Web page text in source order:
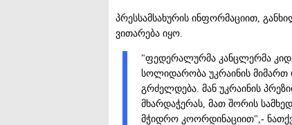
პრესსამსახურის ინფორმაციით,
ვითარება იყო.
"ფედერალურმა კანცლერმა
სოლიდარობა უკრაინის მიმართ
გრძელდება. მან უკრაინის
მხარდაჭერას, მათ შორის
მჭიდრო კოორდინაციით",-